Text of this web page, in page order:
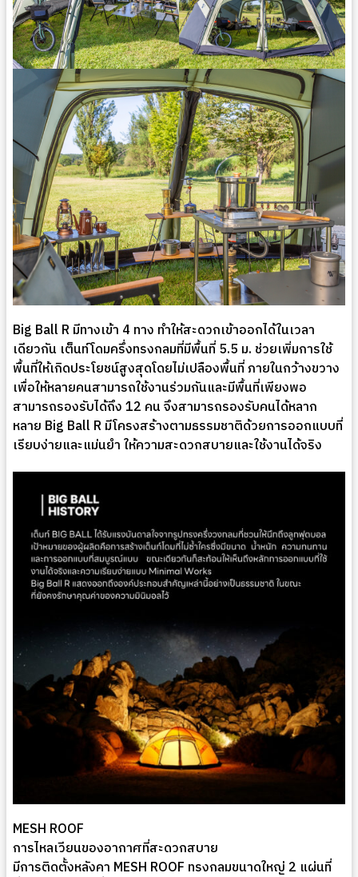
Big Ball R มีทางเข้า 4 ทาง ทำให้สะดวกเข้าออกได้ในเวลา
เดียวกัน เต็นท์โดมครึ่งทรงกลมที่มีพื้นที่ 5.5 ม. ช่วยเพิ่มการใช้
พื้นที่ให้เกิดประโยชน์สูงสุดโดยไม่เปลืองพื้นที่ ภายในกว้างขวาง
เพื่อให้หลายคนสามารถใช้งานร่วมกันและมีพื้นที่เพียงพอ
สามารถรองรับได้ถึง 12 คน จึงสามารถรองรับคนได้หลาก
หลาย Big Ball R มีโครงสร้างตามธรรมชาติด้วยการออกแบบที่
เรียบง่ายและแม่นยำ ให้ความสะดวกสบายและใช้งานได้จริง
MESH ROOF
การไหลเวียนของอากาศที่สะดวกสบาย
มีการติดตั้งหลังคา MESH ROOF ทรงกลมขนาดใหญ่ 2 แผ่นที่